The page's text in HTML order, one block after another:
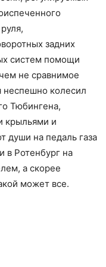
задних
систем помощи
не сравнимое
неспешно колесил
Тюбингена,
крыльями и
души на педаль газа
в Ротенбург на
а скорее
может все.